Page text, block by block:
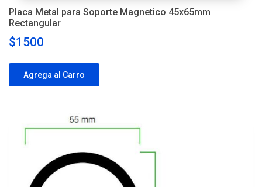
Placa Metal para Soporte Magnetico 45x65mm
Rectangular
$1500
Agrega al Carro